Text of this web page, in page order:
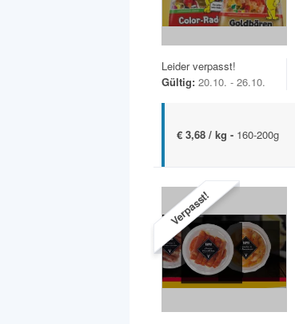
Leider verpasst!
Gültig: 20.10. - 26.10.
€ 3,68 / kg - 160-200g
Verpasst!